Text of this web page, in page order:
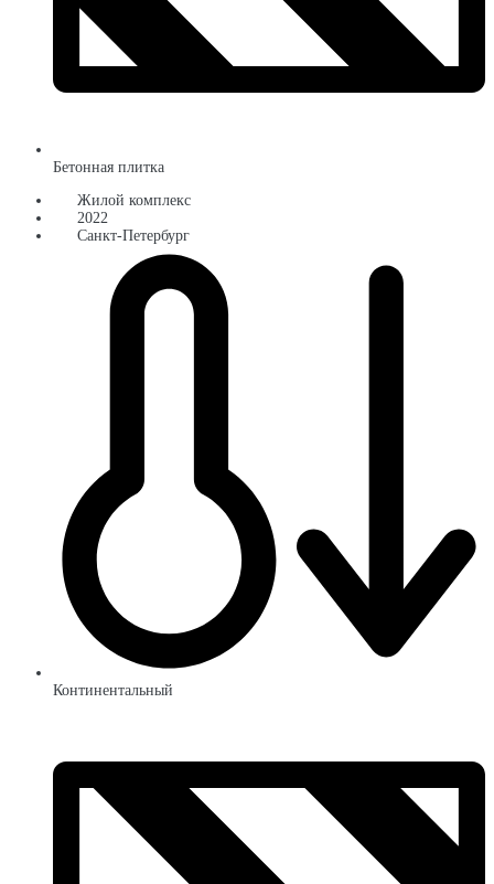
Бетонная плитка
Жилой комплекс
2022
Санкт-Петербург
Континентальный